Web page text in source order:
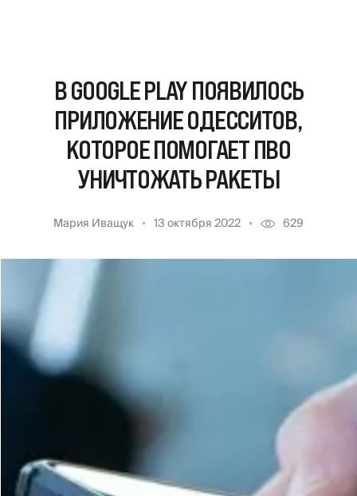
В GOOGLE PLAY ПОЯВИЛОСЬ
ПРИЛОЖЕНИЕ ОДЕССИТОВ,
КОТОРОЕ ПОМОГАЕТ ПВО
УНИЧТОЖАТЬ РАКЕТЫ
Мария Иващук 13 октября 2022 629